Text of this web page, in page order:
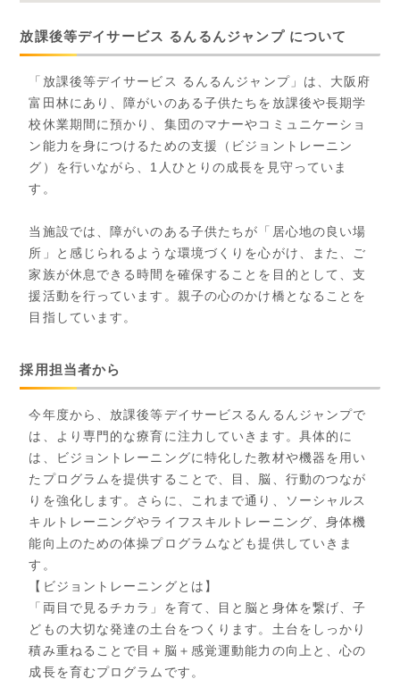
放課後等デイサービス るんるんジャンプ について
「放課後等デイサービス るんるんジャンプ」は、大阪府
富田林にあり、障がいのある子供たちを放課後や長期学
校休業期間に預かり、集団のマナーやコミュニケーショ
ン能力を身につけるための支援（ビジョントレーニン
グ）を行いながら、1人ひとりの成長を見守っていま
す。
当施設では、障がいのある子供たちが「居心地の良い場
所」と感じられるような環境づくりを心がけ、また、ご
家族が休息できる時間を確保することを目的として、支
援活動を行っています。親子の心のかけ橋となることを
目指しています。
採用担当者から
今年度から、放課後等デイサービスるんるんジャンプで
は、より専門的な療育に注力していきます。具体的に
は、ビジョントレーニングに特化した教材や機器を用い
たプログラムを提供することで、目、脳、行動のつなが
りを強化します。さらに、これまで通り、ソーシャルス
キルトレーニングやライフスキルトレーニング、身体機
能向上のための体操プログラムなども提供していきま
す。
【ビジョントレーニングとは】
「両目で見るチカラ」を育て、目と脳と身体を繋げ、子
どもの大切な発達の土台をつくります。土台をしっかり
積み重ねることで目＋脳＋感覚運動能力の向上と、心の
成長を育むプログラムです。